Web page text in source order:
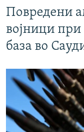
Повредени
војници
база во